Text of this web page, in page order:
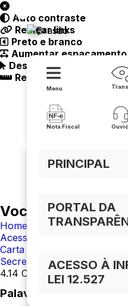
Menu
Nota Fiscal
PRINCIPAL
PORTAL DA
ACESSO À
LEI 12.527
Auto contraste
Realçar links
Preto e branco
Aumentar espaçamento
Destacando cursor
Regua guia
Você está
Home
Acesso à Informação
Carta de Serviço
Secretaria Municipal de
4.14 CASA DE APOIO
Palavra-Chave